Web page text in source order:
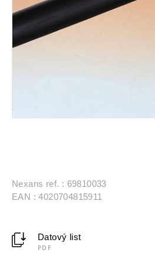
Nexans ref. : 69810033
EAN : 4020704815911
Datový list
PDF